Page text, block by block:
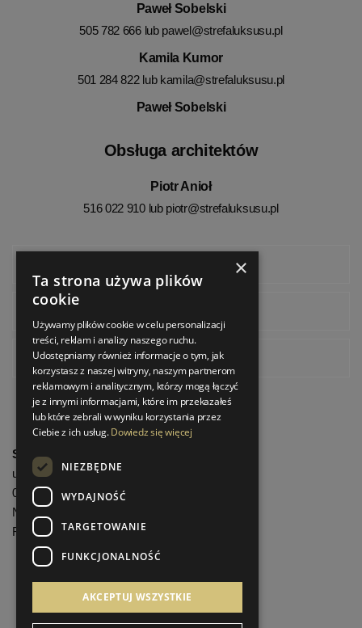
Paweł Sobelski
505 782 666 lub pawel@strefaluksusu.pl
Kamila Kumor
501 284 822 lub kamila@strefaluksusu.pl
Paweł Sobelski
Obsługa architektów
Piotr Anioł
516 022 910 lub piotr@strefaluksusu.pl
Pinterest
StrefaLuksusu.pl
ul. Bartycka 24/26 Pawilon 227
00-716 Warszawa
NIP: 8251972213
REGON: 06035139
Menu informacyjne
×
Ta strona używa plików
cookie
Używamy plików cookie w celu personalizacji
treści, reklam i analizy naszego ruchu.
Udostępniamy również informacje o tym, jak
korzystasz z naszej witryny, naszym partnerom
reklamowym i analitycznym, którzy mogą łączyć
je z innymi informacjami, które im przekazałeś
lub które zebrali w wyniku korzystania przez
Ciebie z ich usług.Dowiedz się więcej
NIEZBĘDNE
WYDAJNOŚĆ
TARGETOWANIE
FUNKCJONALNOŚĆ
AKCEPTUJ WSZYSTKIE